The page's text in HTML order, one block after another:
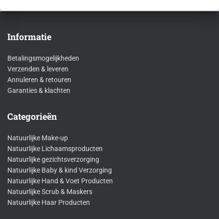
Informatie
Betalingsmogelijkheden
Verzenden & leveren
Annuleren & retouren
Garanties & klachten
Categorieën
Natuurlijke Make-up
Natuurlijke Lichaamsproducten
Natuurlijke gezichtsverzorging
Natuurlijke Baby & kind Verzorging
Natuurlijke Hand & Voet Producten
Natuurlijke Scrub & Maskers
Natuurlijke Haar Producten